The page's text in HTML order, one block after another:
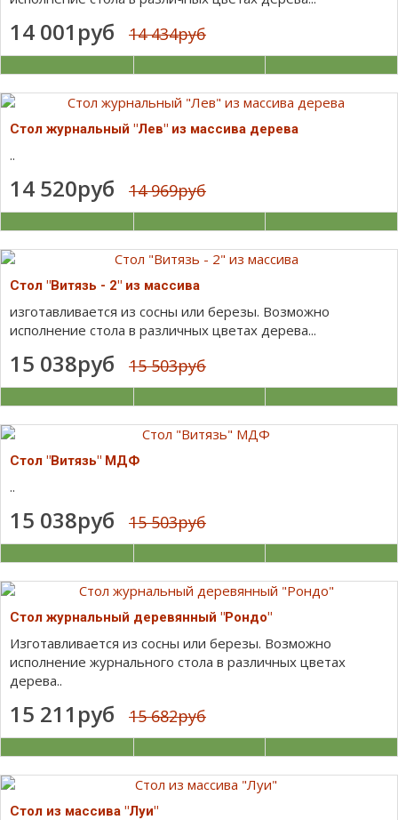
14 001руб 14 434руб
Стол журнальный "Лев" из массива дерева
..
14 520руб 14 969руб
Стол "Витязь - 2" из массива
изготавливается из сосны или березы. Возможно
исполнение стола в различных цветах дерева...
15 038руб 15 503руб
Стол "Витязь" МДФ
..
15 038руб 15 503руб
Стол журнальный деревянный "Рондо"
Изготавливается из сосны или березы. Возможно
исполнение журнального стола в различных цветах
дерева..
15 211руб 15 682руб
Стол из массива "Луи"